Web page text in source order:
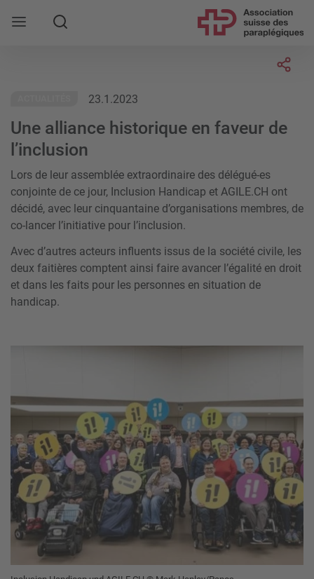
Rechercher
23.1.2023
Une alliance historique en faveur de
l’inclusion
Lors de leur assemblée extraordinaire des délégué-es
conjointe de ce jour, Inclusion Handicap et AGILE.CH ont
décidé, avec leur cinquantaine d’organisations membres, de
co-lancer l’initiative pour l’inclusion.
Avec d’autres acteurs influents issus de la société civile, les
deux faitières comptent ainsi faire avancer l’égalité en droit
et dans les faits pour les personnes en situation de
handicap.